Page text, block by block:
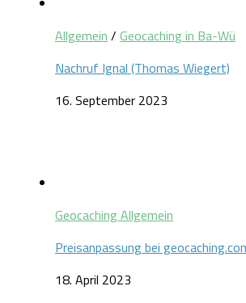
Allgemein / Geocaching in Ba-Wü
Nachruf Ignal (Thomas Wiegert)
16. September 2023
Geocaching Allgemein
Preisanpassung bei
18. April 2023